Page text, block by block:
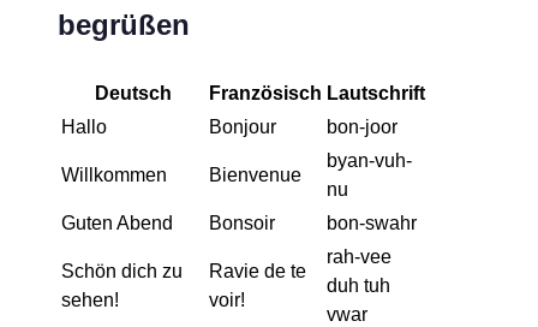
begrüßen
Deutsch Französisch Lautschrift
Hallo
Bonjour bon-joor
Willkommen Bienvenue
byan-vuh-
nu
Guten Abend
Bonsoir bon-swahr
Schön dich zu
sehen!
Ravie de te
voir!
rah-vee
duh tuh
vwar